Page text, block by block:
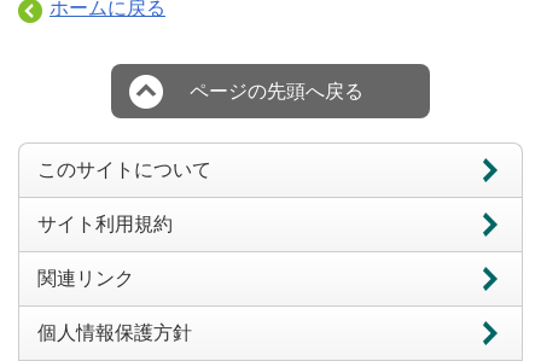
ホームに戻る
ページの先頭へ戻る
このサイトについて
サイト利用規約
関連リンク
個人情報保護方針